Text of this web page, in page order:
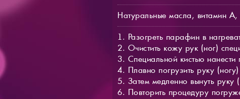
Натуральные масла, витамин А,
1. Разогреть парафин в
2. Очистить кожу рук (ног)
3. Специальной кистью
4. Плавно погрузить руку
5. Затем медленно вынуть
6. Повторить процедуру